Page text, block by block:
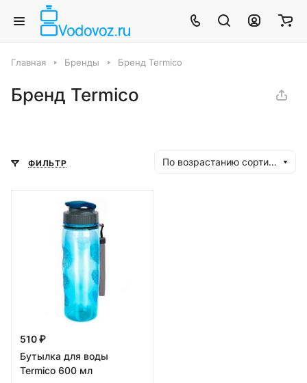
Главная Бренды Бренд Termico
Бренд Termico
ФИЛЬТР По возрастанию сортировки
510 ₽
Бутылка для воды
Termico 600 мл